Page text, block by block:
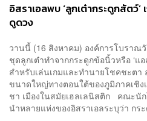
อิสราเอลพบ ‘ลูกเต๋ากระดูกสัตว์’
ดูดวง
วานนี้ (16 สิงหาคม) องค์การโบราณ
ชุดลูกเต๋าทำจากกระดูกข้อนิ้วหรือ ‘แ
สำหรับเล่นเกมและทำนายโชคชะตา
ขนาดใหญ่ทางตอนใต้ของภูมิภาคเชิง
ชา เมืองในสมัยเฮลเลนิสติก คณะนั
นำหลายแห่งของอิสราเอลระบุว่า กร